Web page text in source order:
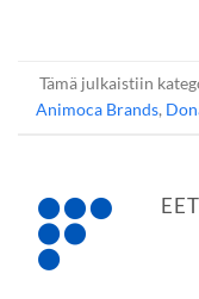
Tämä julkaistiin
Animoca Brands,